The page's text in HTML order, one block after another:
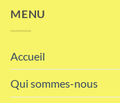
MENU
Accueil
Qui sommes-nous